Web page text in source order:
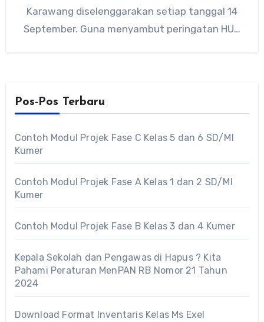
Karawang diselenggarakan setiap tanggal 14
September. Guna menyambut peringatan HUT
Pos-Pos Terbaru
Contoh Modul Projek Fase C Kelas 5 dan 6 SD/MI
Kumer
Contoh Modul Projek Fase A Kelas 1 dan 2 SD/MI
Kumer
Contoh Modul Projek Fase B Kelas 3 dan 4 Kumer
Kepala Sekolah dan Pengawas di Hapus ? Kita
Pahami Peraturan MenPAN RB Nomor 21 Tahun
2024
Download Format Inventaris Kelas Ms Exel